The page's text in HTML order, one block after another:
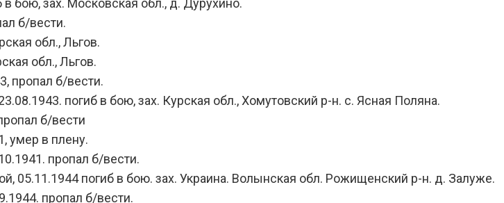
бою, зах. Московская обл., д. Дурухино.
б/вести.
обл., Льгов.
обл., Льгов.
пропал б/вести.
погиб в бою, зах. Курская обл., Хомутовский р-н. с. Ясная Поляна.
б/вести
умер в плену.
пропал б/вести.
погиб в бою. зах. Украина. Волынская обл. Рожищенский р-н. д. Залуже.
пропал б/вести.